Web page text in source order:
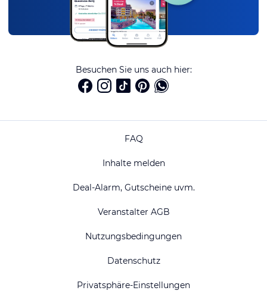
Besuchen Sie uns auch hier:
FAQ
Inhalte melden
Deal-Alarm, Gutscheine uvm.
Veranstalter AGB
Nutzungsbedingungen
Datenschutz
Privatsphäre-Einstellungen